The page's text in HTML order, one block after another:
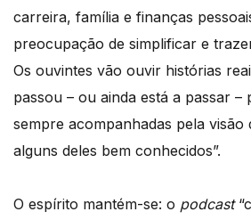
carreira, família e finanças
preocupação de simplificar e
Os ouvintes vão ouvir histórias
passou – ou ainda está a passar –
sempre acompanhadas pela visão
alguns deles bem conhecidos”.
O espírito mantém-se: o podcast